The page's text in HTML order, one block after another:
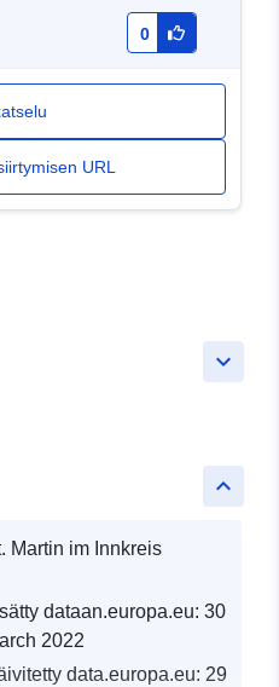
0
URL
keyboard_arrow_down
keyboard_arrow_up
Martin im Innkreis
dataan.europa.eu: 30
2022
data.europa.eu: 29